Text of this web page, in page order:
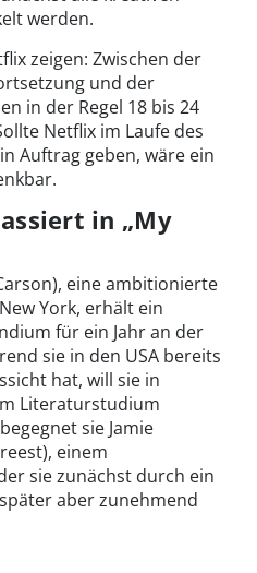
werden.
zeigen: Zwischen der
und der
in der Regel 18 bis 24
Netflix im Laufe des
Auftrag geben, wäre ein
in „My
eine ambitionierte
York, erhält ein
für ein Jahr an der
sie in den USA bereits
hat, will sie in
Literaturstudium
sie Jamie
einem
sie zunächst durch ein
aber zunehmend